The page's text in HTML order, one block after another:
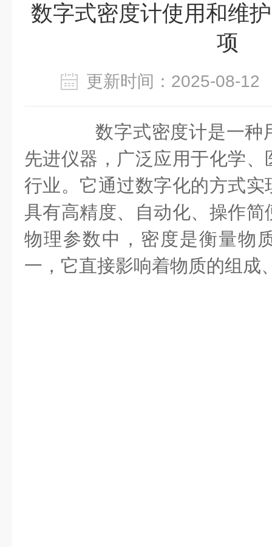
数字式密度计使用和维
项
更新时间：2025-08-
数字式密度计是一种
先进仪器，广泛应用于化学
行业。它通过数字化的方式
具有高精度、自动化、操作
物理参数中，密度是衡量物
一，它直接影响着物质的组成